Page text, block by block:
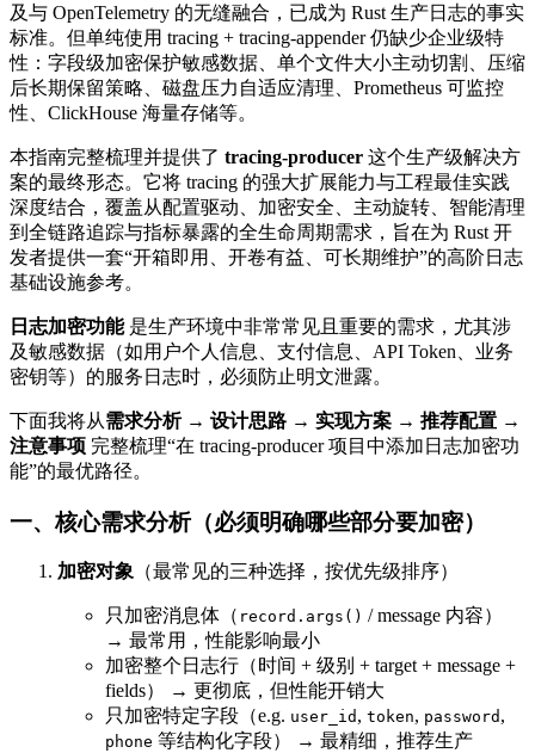
及与 OpenTelemetry 的无缝融合，已成为 Rust 生产日志的事实
标准。但单纯使用 tracing + tracing-appender 仍缺少企业级特
性：字段级加密保护敏感数据、单个文件大小主动切割、压缩
后长期保留策略、磁盘压力自适应清理、Prometheus 可监控
性、ClickHouse 海量存储等。
本指南完整梳理并提供了 tracing-producer 这个生产级解决方
案的最终形态。它将 tracing 的强大扩展能力与工程最佳实践
深度结合，覆盖从配置驱动、加密安全、主动旋转、智能清理
到全链路追踪与指标暴露的全生命周期需求，旨在为 Rust 开
发者提供一套“开箱即用、开卷有益、可长期维护”的高阶日志
基础设施参考。
日志加密功能是生产环境中非常常见且重要的需求，尤其涉
及敏感数据（如用户个人信息、支付信息、API Token、业务
密钥等）的服务日志时，必须防止明文泄露。
下面我将从需求分析 → 设计思路 → 实现方案 → 推荐配置 →
注意事项 完整梳理“在 tracing-producer 项目中添加日志加密功
能”的最优路径。
一、核心需求分析（必须明确哪些部分要加密）
加密对象 （最常见的三种选择，按优先级排序）
只加密消息体（ record.args() / message 内容）
→ 最常用，性能影响最小
加密整个日志行（时间 + 级别 + target + message +
fields） → 更彻底，但性能开销大
只加密特定字段（e.g. user_id , token, password ,
phone 等结构化字段） → 最精细，推荐生产